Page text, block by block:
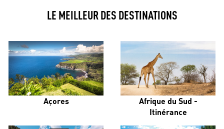
LE MEILLEUR DES DESTINATIONS
Açores
Afrique du Sud -
Itinérance